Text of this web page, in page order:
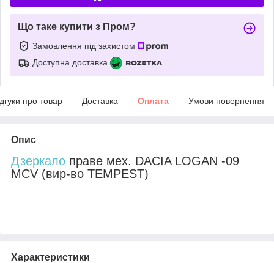
Що таке купити з Пром?
Замовлення під захистом
Доступна доставка
про товар Доставка Оплата Умови повернення
Опис
Дзеркало праве мех. DACIA LOGAN -09
MCV (вир-во TEMPEST)
Характеристики